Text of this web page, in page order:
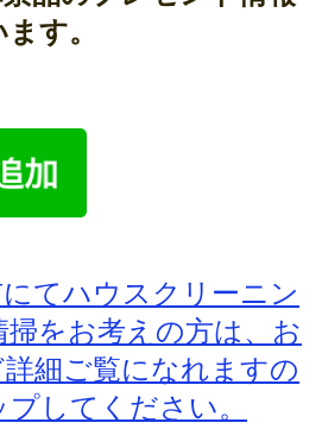
す。
てハウスクリーニン
をお考えの方は、お
細ご覧になれますの
してください。